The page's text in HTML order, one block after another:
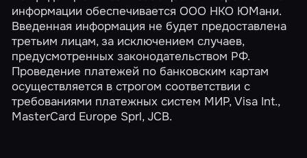
информации обеспечивается ООО НКО ЮМани.
Введенная информация не будет предоставлена
третьим лицам, за исключением случаев,
предусмотренных законодательством РФ.
Проведение платежей по банковским картам
осуществляется в строгом соответствии с
требованиями платежных систем МИР, Visa Int.,
MasterCard Europe Sprl, JCB.